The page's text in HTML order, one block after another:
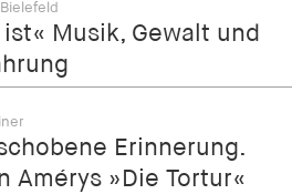
ist« Musik, Gewalt und
Erinnerung.
Amérys »Die Tortur«